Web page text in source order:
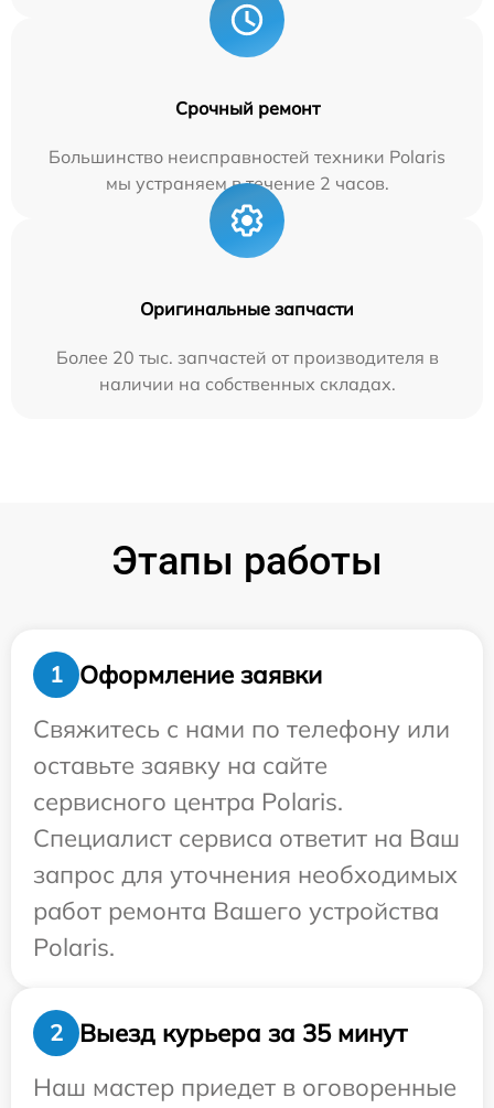
Срочный ремонт
Большинство неисправностей техники Polaris
мы устраняем в течение 2 часов.
Оригинальные запчасти
Более 20 тыс. запчастей от производителя в
наличии на собственных складах.
Этапы работы
1
Оформление заявки
Свяжитесь с нами по телефону или
оставьте заявку на сайте
сервисного центра Polaris.
Специалист сервиса ответит на Ваш
запрос для уточнения необходимых
работ ремонта Вашего устройства
Polaris.
2
Выезд курьера за 35 минут
Наш мастер приедет в оговоренные